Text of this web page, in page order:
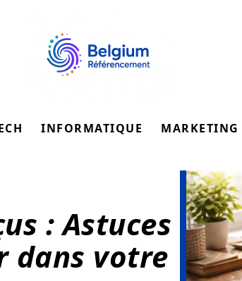
INFORMATIQUE MARKETING
: Astuces
dans votre